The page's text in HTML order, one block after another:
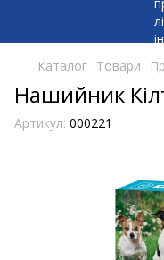
Каталог Товари
Нашийник
Артикул: 000221